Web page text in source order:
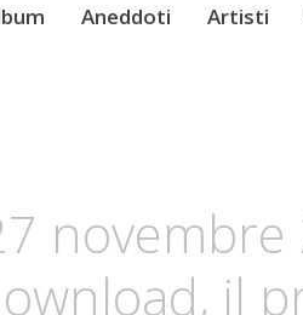
Aneddoti Artisti
novembre
il